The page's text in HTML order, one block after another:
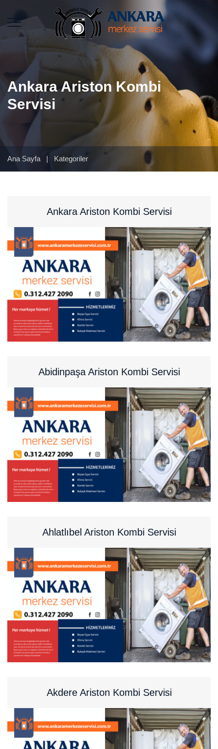
Ankara Ariston Kombi
Servisi
Ana Sayfa | Kategoriler
Ankara Ariston Kombi Servisi
Abidinpaşa Ariston Kombi Servisi
Ahlatlıbel Ariston Kombi Servisi
Akdere Ariston Kombi Servisi